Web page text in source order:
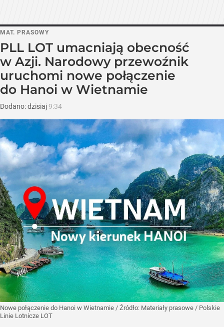
MAT. PRASOWY
PLL LOT umacniają obecność
w Azji. Narodowy przewoźnik
uruchomi nowe połączenie
do Hanoi w Wietnamie
Dodano:dzisiaj 9:34
Nowe połączenie do Hanoi w Wietnamie / Źródło: Materiały prasowe / Polskie
Linie Lotnicze LOT